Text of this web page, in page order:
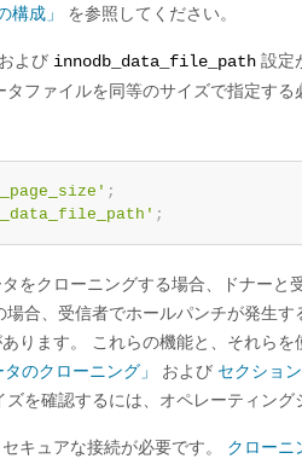
成」 を参照してください。
および innodb_data_file_path 設定
ファイルを同等のサイズで指定する
;
;
をクローニングする場合、ドナーと
合、受信者でホールパンチが発生
ります。 これらの機能と、それら
のクローニング」 および セクショ
を確認するには、オペレーティング
キュアな接続が必要です。 クローニ